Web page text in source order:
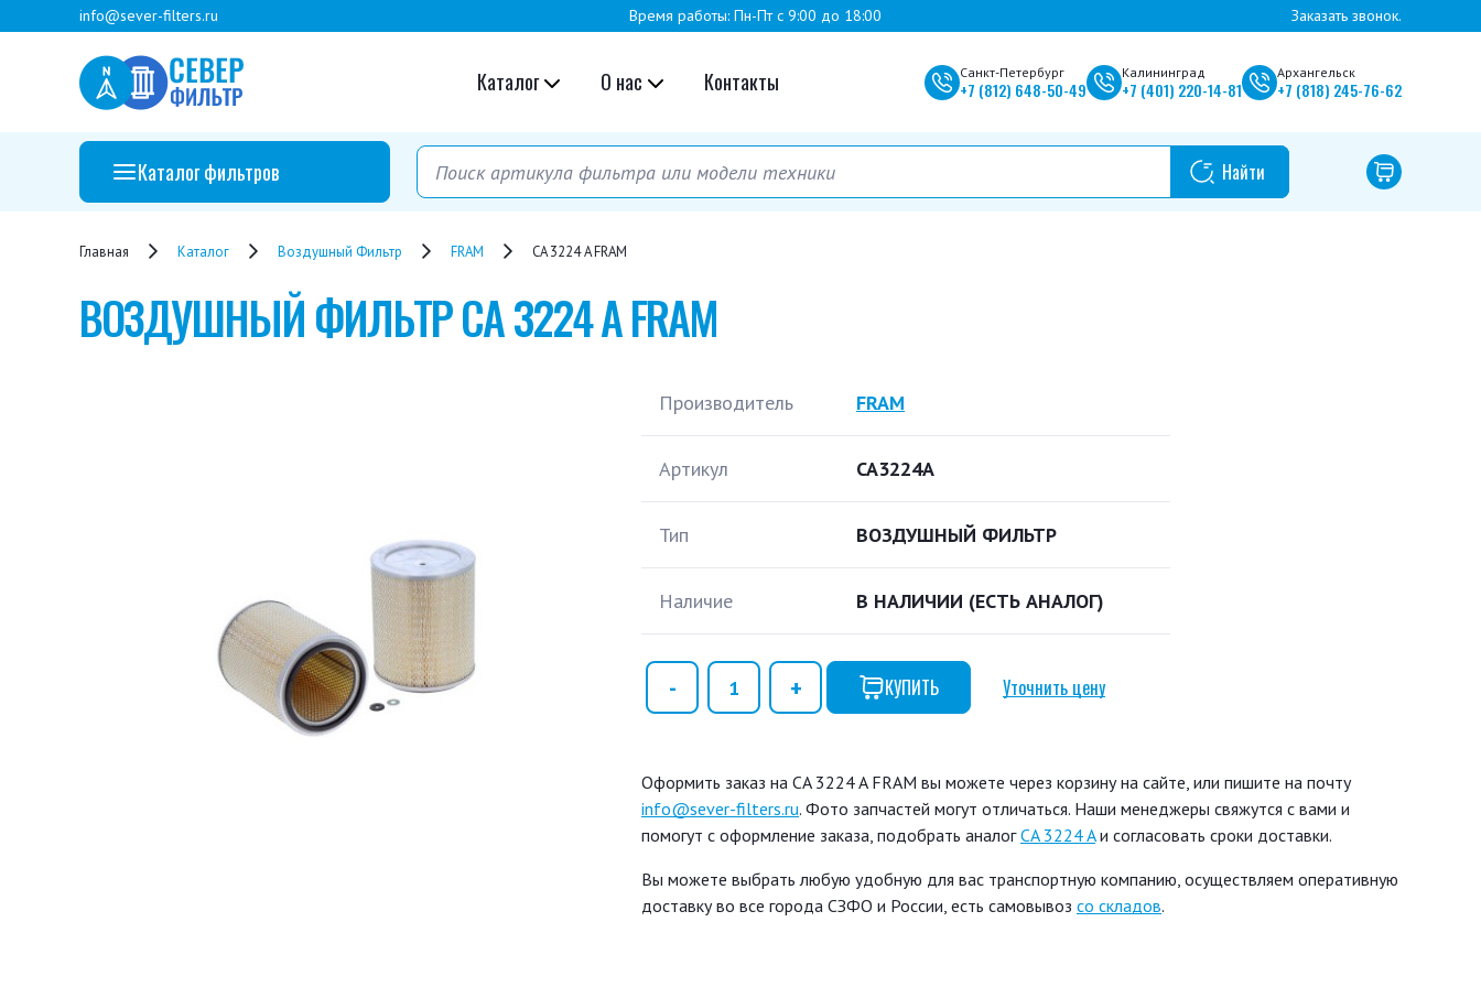
info@sever-filters.ru Время работы: Пн-Пт с 9:00 до 18:00 Заказать звонок.
Каталог О нас Контакты Санкт-Петербург
+7 (812) 648-50-49
Калининград
+7 (401) 220-14-81
Архангельск
+7 (818) 245-76-62
Каталог фильтров
Главная Каталог Воздушный Фильтр FRAM CA 3224 A FRAM
ВОЗДУШНЫЙ ФИЛЬТРCA 3224 A FRAM
Производитель FRAM
Артикул CA3224A
Тип ВОЗДУШНЫЙ ФИЛЬТР
Наличие В НАЛИЧИИ (ЕСТЬ АНАЛОГ)
КУПИТЬ Уточнить цену
Оформить заказ на CA 3224 A FRAM вы можете через корзину на сайте, или пишите на почту
info@sever-filters.ru. Фото запчастей могут отличаться. Наши менеджеры свяжутся с вами и
помогут с оформление заказа, подобрать аналогCA 3224 Aи согласовать сроки доставки.
Вы можете выбрать любую удобную для вас транспортную компанию, осуществляем оперативную
доставку во все города СЗФО и России, есть самовывоз со складов.